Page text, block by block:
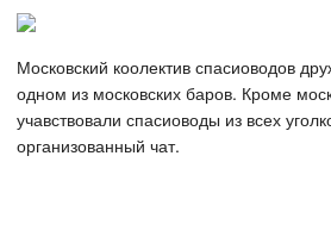
Сервисы и услуги
Новости
Московский коолектив спасиоводов
одном из московских баров. Кроме
учавствовали спасиоводы из всех
организованный чат.